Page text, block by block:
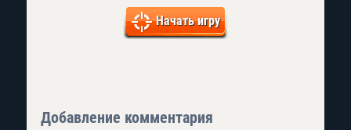
Начать игру
Добавление комментария